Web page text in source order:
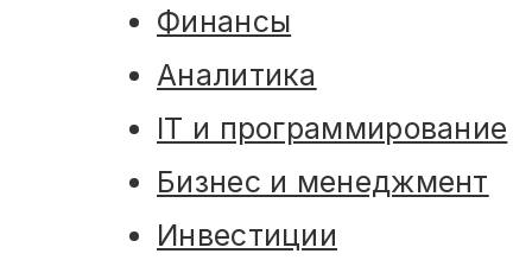
Финансы
Аналитика
IT и программирование
Бизнес и менеджмент
Инвестиции